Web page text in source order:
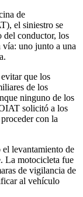
de
el siniestro se
del conductor, los
vía: uno junto a una
que los
de los
ninguno de los
solicitó a los
con la
levantamiento de
La motocicleta fue
de vigilancia de
al vehículo